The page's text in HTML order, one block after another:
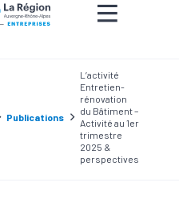
Publications
L’activité
Entretien-
rénovation
du Bâtiment –
Activité au 1er
trimestre
2025 &
perspectives